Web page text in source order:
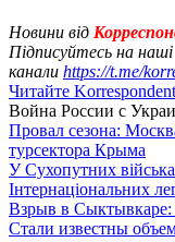
Новини від
Підписуйтесь на наші
канали https://t.me/
Читайте
Война России с
Провал сезона:
турсектора Крыма
У Сухопутних
Інтернаціональних
Взрыв в Сыктывкаре:
Стали известны